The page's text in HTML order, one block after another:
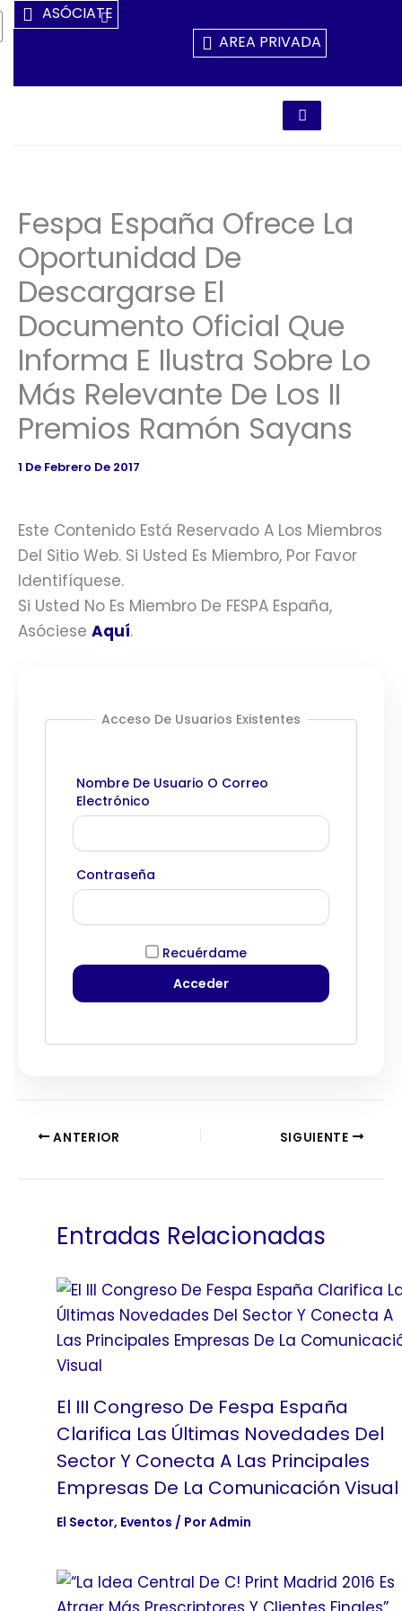
Ir
Al
ASÓCIATE
AREA PRIVADA
Fespa España Ofrece La
Oportunidad De
Descargarse El
Documento Oficial Que
Informa E Ilustra Sobre Lo
Más Relevante De Los II
Premios Ramón Sayans
1 De Febrero De 2017
Este Contenido Está Reservado A Los Miembros
Del Sitio Web. Si Usted Es Miembro, Por Favor
Identifíquese.
Si Usted No Es Miembro De FESPA España,
Asóciese Aquí.
Acceso De Usuarios Existentes
Nombre De Usuario O Correo
Electrónico
Contraseña
Recuérdame
ANTERIOR SIGUIENTE
Entradas Relacionadas
El III Congreso De Fespa España
Clarifica Las Últimas Novedades Del
Sector Y Conecta A Las Principales
Empresas De La Comunicación Visual
El Sector, Eventos / PorAdmin